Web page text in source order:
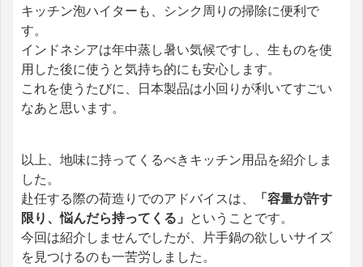
キッチン泡ハイターも、シンク周りの掃除に便利で
す。
インドネシアは年中蒸し暑い気候ですし、生ものを使
用した後に使うと気持ち的にも安心します。
これを使うたびに、日本製品は小回りが利いてすごい
なあと思います。
以上、地味に持ってくるべきキッチン用品を紹介しま
した。
赴任する際の荷造りでのアドバイスは、
「容量が許す
限り、悩んだら持ってくる」 ということです。
今回は紹介しませんでしたが、片手鍋の欲しいサイズ
を見つけるのも一苦労しました。